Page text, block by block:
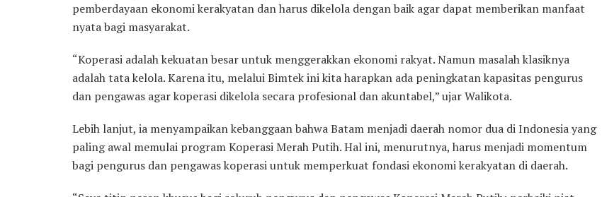
pemberdayaan ekonomi kerakyatan dan harus dikelola dengan baik agar dapat memberikan manfaat
nyata bagi masyarakat.
“Koperasi adalah kekuatan besar untuk menggerakkan ekonomi rakyat. Namun masalah klasiknya
adalah tata kelola. Karena itu, melalui Bimtek ini kita harapkan ada peningkatan kapasitas pengurus
dan pengawas agar koperasi dikelola secara profesional dan akuntabel,” ujar Walikota.
Lebih lanjut, ia menyampaikan kebanggaan bahwa Batam menjadi daerah nomor dua di Indonesia yang
paling awal memulai program Koperasi Merah Putih. Hal ini, menurutnya, harus menjadi momentum
bagi pengurus dan pengawas koperasi untuk memperkuat fondasi ekonomi kerakyatan di daerah.